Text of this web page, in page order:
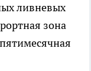
ливневых
зона